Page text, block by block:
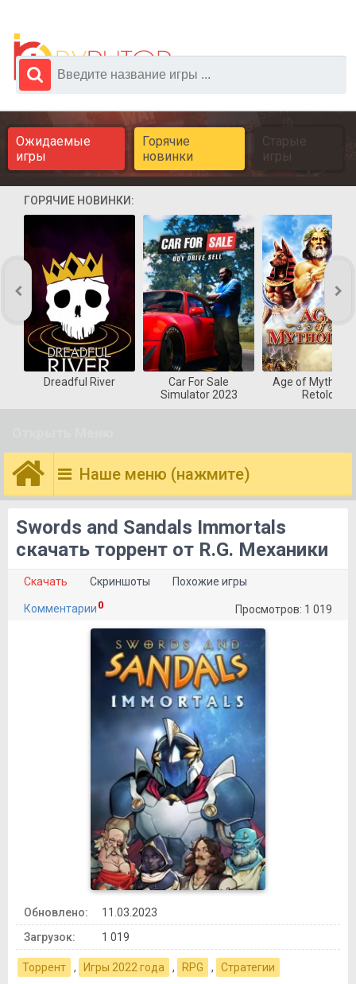
Ожидаемые
игры
Горячие
новинки
Старые
игры
ГОРЯЧИЕ НОВИНКИ:
Dreadful River
Car For Sale
Simulator 2023
Age of
Retold
Наше меню (нажмите)
Swords and Sandals Immortals
скачать торрент от R.G. Механики
Скачать Скриншоты Похожие игры
Комментарии 0 Просмотров: 1 019
Обновлено:
11.03.2023
Загрузок:
1 019
Торрент , Игры 2022 года , RPG , Стратегии